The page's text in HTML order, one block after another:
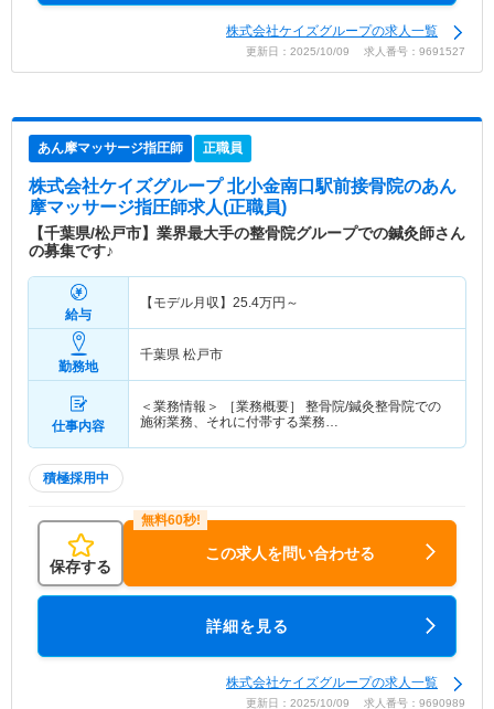
株式会社ケイズグループの求人一覧
更新日：2025/10/09 求人番号：9691527
あん摩マッサージ指圧師 正職員
株式会社ケイズグループ 北小金南口駅前接骨院のあん
摩マッサージ指圧師求人(正職員)
【千葉県/松戸市】業界最大手の整骨院グループでの鍼灸師さん
の募集です♪
給与
【モデル月収】 25.4万円～
勤務地
千葉県 松戸市
仕事内容
＜業務情報＞ ［業務概要］ 整骨院/鍼灸整骨院での
施術業務、それに付帯する業務…
積極採用中
保存する
この求人を問い合わせる
詳細を見る
株式会社ケイズグループの求人一覧
更新日：2025/10/09 求人番号：9690989